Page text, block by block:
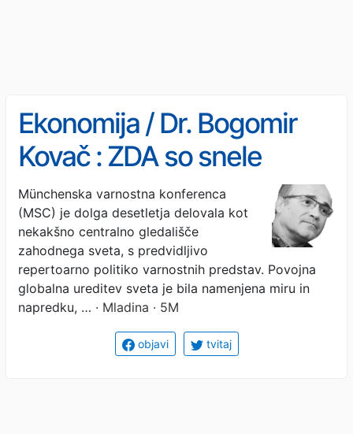
Ekonomija / Dr. Bogomir
Kovač : ZDA so snele
rokavice
Münchenska varnostna konferenca
(MSC) je dolga desetletja delovala kot
nekakšno centralno gledališče
zahodnega sveta, s predvidljivo
repertoarno politiko varnostnih predstav. Povojna
globalna ureditev sveta je bila namenjena miru in
napredku, … · Mladina · 5M
objavi tvitaj